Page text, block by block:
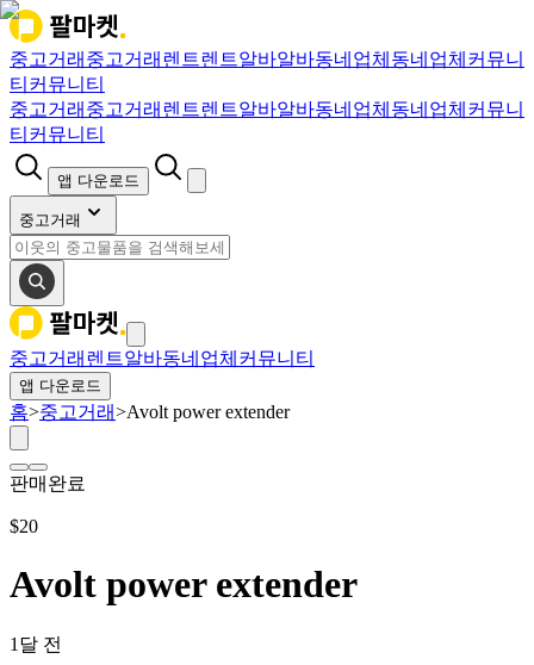
중고거래 중고거래 렌트렌트알바알바동네업체 동네업체 커뮤니
티 커뮤니티
중고거래 중고거래 렌트렌트알바알바동네업체 동네업체 커뮤니
티 커뮤니티
앱 다운로드
중고거래
중고거래 렌트알바동네업체 커뮤니티
앱 다운로드
홈>중고거래>Avolt power extender
판매완료
$20
Avolt power extender
1달 전